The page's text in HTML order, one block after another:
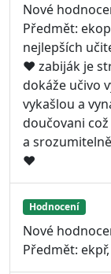
Nové
Předmět:
nejlepších
❤️ zabiják je
dokáže učivo
vykašlou a
doučovani
a
❤️
Hodnocení
Nové
Předmět: